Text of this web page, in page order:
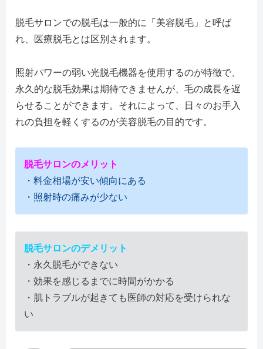
脱毛サロンでの脱毛は一般的に「美容脱毛」と呼ば
れ、医療脱毛とは区別されます。
照射パワーの弱い光脱毛機器を使用するのが特徴で、
永久的な脱毛効果は期待できませんが、毛の成長を遅
らせることができます。それによって、日々のお手入
れの負担を軽くするのが美容脱毛の目的です。
脱毛サロンのメリット
・料金相場が安い傾向にある
・照射時の痛みが少ない
脱毛サロンのデメリット
・永久脱毛ができない
・効果を感じるまでに時間がかかる
・肌トラブルが起きても医師の対応を受けられな
い